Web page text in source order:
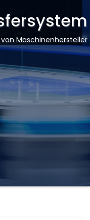
Maschinenhersteller